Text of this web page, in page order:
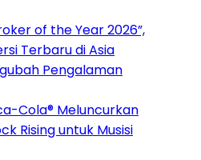
of the Year 2026”,
Terbaru di Asia
Pengalaman
Cola® Meluncurkan
Rising untuk Musisi